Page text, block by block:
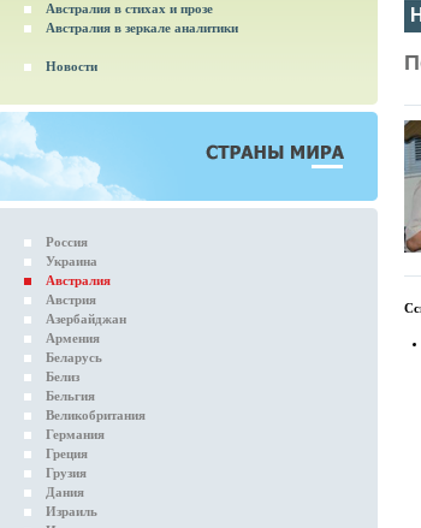
Австралия в стихах и прозе
Австралия в зеркале аналитики
Новости
Россия
Украина
Австралия
Австрия
Азербайджан
Армения
Беларусь
Белиз
Бельгия
Великобритания
Германия
Греция
Грузия
Дания
Израиль